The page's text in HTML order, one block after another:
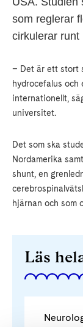
som reglerar
cirkulerar runt
– Det är ett stort
hydrocefalus
internationellt,
universitet.
Det som ska
Nordamerika
shunt, en
hjärnan och som
Läs